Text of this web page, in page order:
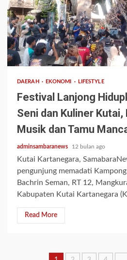
2 min read
DAERAH EKONOMI LIFESTYLE
Festival Lanjong
Seni dan Kuliner
Musik dan Tamu
adminsambaranews 12 bulan ago
Kutai Kartanegara,
pengunjung memadati
Bachrin Seman, RT 12,
Kabupaten Kutai Kartanegara
Read More